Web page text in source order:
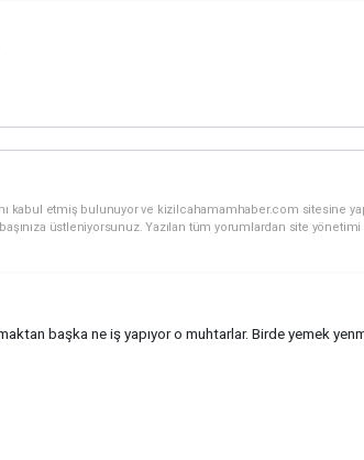
kabul etmiş bulunuyor ve kizilcahamamhaber.com sitesine
üstleniyorsunuz. Yazılan tüm yorumlardan site
başka ne iş yapıyor o muhtarlar. Birde yemek